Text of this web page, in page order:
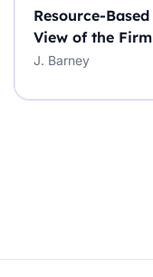
Resource-Based
View of the Firm
J. Barney